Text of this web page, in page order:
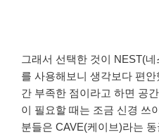
그래서 선택한 것이 NEST(
를 사용해보니 생각보다 편
간 부족한 점이라고 하면 공
이 필요할 때는 조금 신경 쓰
분들은 CAVE(케이브)라는